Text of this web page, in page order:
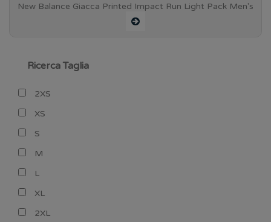
New Balance Giacca Printed Impact Run Light Pack Men's
- Sulphur yellow - MJ 01238 SYE
Ricerca Taglia
2XS
XS
S
M
L
XL
2XL